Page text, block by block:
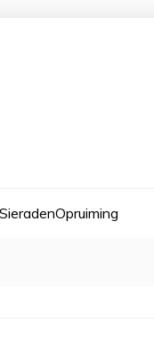
SieradenOpruiming